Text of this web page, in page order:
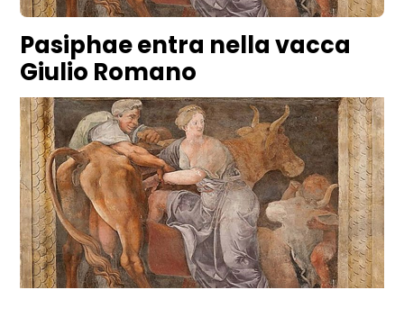
Pasiphae entra nella vacca
Giulio Romano